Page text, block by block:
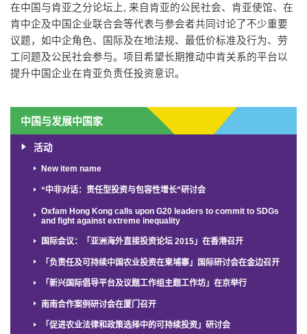
中国与发展中国家
活动
New item name
“中非对话：责任型投资与包容性增长”研讨会
Oxfam Hong Kong calls upon G20 leaders to commit to SDGs
and fight against extreme inequality
国际会议：「亚洲海外直接投资论坛 2015」在香港召开
「负责任及可持续中国农业投资在柬埔寨」国际研讨会在金边召开
「新兴国际倡导平台及议题工作组主题工作坊」在京举行
南南合作案例研讨会在厦门召开
「促进农业法律和政策选择中的可持续投资」研讨会
在中国与肯亚之分论坛上, 来自肯亚的公民社会、肯亚使馆、在
肯中企及中国企业联合会等代表与参会者共同讨论了不少重要
议题，如中企角色、国际及在地法规、最低价标准及行为、劳
工问题及公民社会参与。项目希望长期推动中肯关系的平台以
提升中国企业在肯亚负责任投资意识。